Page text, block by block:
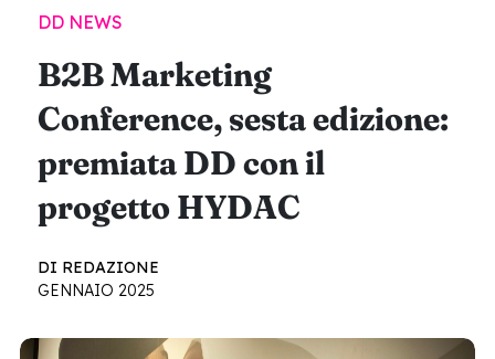
DD NEWS
B2B Marketing
Conference, sesta edizione:
premiata DD con il
progetto HYDAC
DI REDAZIONE
GENNAIO 2025